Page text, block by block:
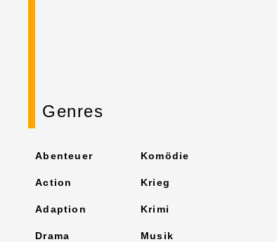
Genres
Abenteuer
Action
Adaption
Drama
Komödie
Krieg
Krimi
Musik